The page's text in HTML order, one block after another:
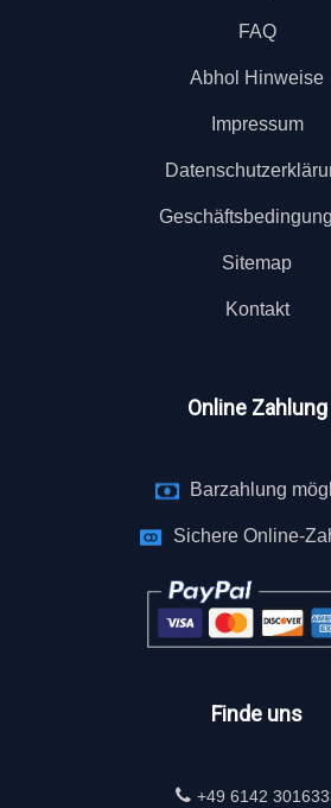
FAQ
Abhol Hinweise
Impressum
Sitemap
Kontakt
Online Zahlung
Barzahlung
Sichere Online-
Finde uns
+49 6142